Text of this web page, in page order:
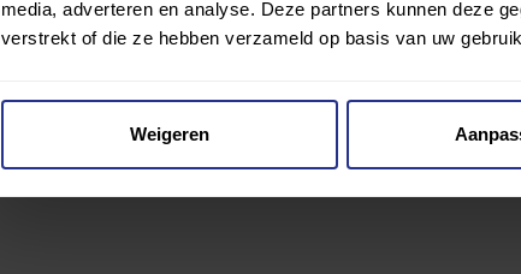
media, adverteren en analyse. Deze partners kunnen deze
verstrekt of die ze hebben verzameld op basis van uw
Weigeren